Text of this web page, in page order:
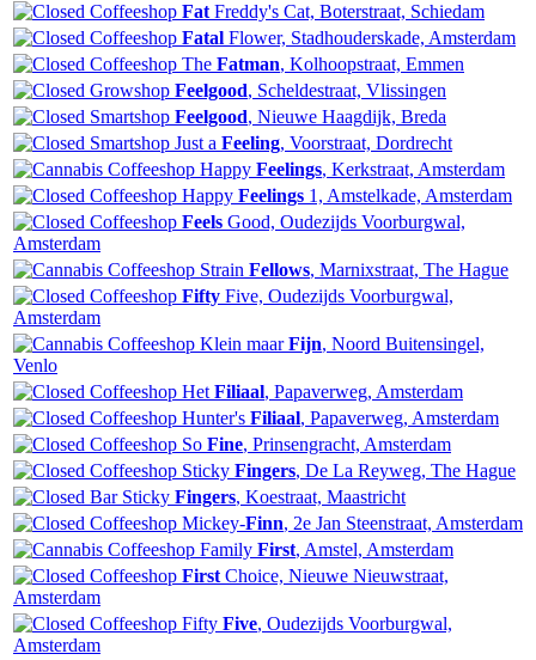
Fat Freddy's Cat, Boterstraat, Schiedam
Fatal Flower, Stadhouderskade, Amsterdam
The Fatman, Kolhoopstraat, Emmen
Feelgood, Scheldestraat, Vlissingen
Feelgood, Nieuwe Haagdijk, Breda
Just a Feeling, Voorstraat, Dordrecht
Happy Feelings, Kerkstraat, Amsterdam
Happy Feelings 1, Amstelkade, Amsterdam
Feels Good, Oudezijds Voorburgwal,
Amsterdam
Strain Fellows, Marnixstraat, The Hague
Fifty Five, Oudezijds Voorburgwal,
Amsterdam
Klein maarFijn, Noord Buitensingel,
Venlo
Het Filiaal, Papaverweg, Amsterdam
Hunter's Filiaal, Papaverweg, Amsterdam
So Fine, Prinsengracht, Amsterdam
Sticky Fingers, De La Reyweg, The Hague
Sticky Fingers, Koestraat, Maastricht
Mickey-Finn, 2e Jan Steenstraat, Amsterdam
Family First, Amstel, Amsterdam
First Choice, Nieuwe Nieuwstraat,
Amsterdam
Fifty Five, Oudezijds Voorburgwal,
Amsterdam